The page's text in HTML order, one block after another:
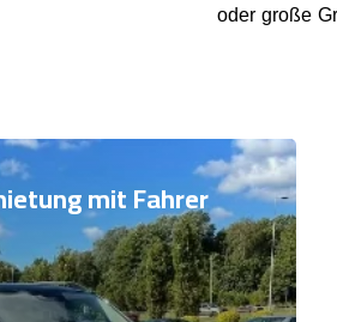
oder große
mit Fahrer